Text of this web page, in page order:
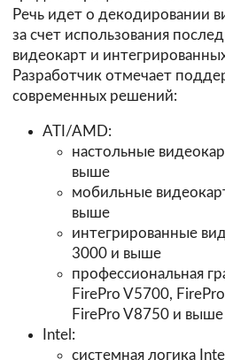
Речь идет о декодировании
за счет использования
видеокарт и
Разработчик отмечает
современных решений:
ATI/AMD:
настольные
выше
мобильные
выше
интегрированные
3000 и выше
профессиональная
FirePro V5700,
FirePro V8750 и выше
Intel:
системная логика